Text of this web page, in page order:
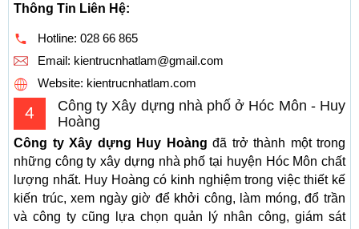
Thông Tin Liên Hệ:
Hotline: 028 66 865
Email: kientrucnhatlam@gmail.com
Website: kientrucnhatlam.com
4
Công ty Xây dựng nhà phố ở Hóc Môn - Huy
Hoàng
Công ty Xây dựng Huy Hoàng đã trở thành một trong
những công ty xây dựng nhà phố tại huyện Hóc Môn chất
lượng nhất. Huy Hoàng có kinh nghiệm trong việc thiết kế
kiến trúc, xem ngày giờ để khởi công, làm móng, đổ trần
và công ty cũng lựa chọn quản lý nhân công, giám sát